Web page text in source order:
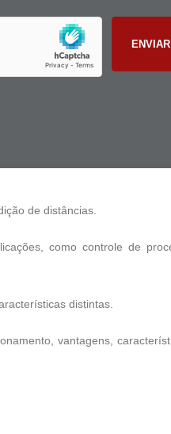
de distâncias.
como controle de
distintas.
vantagens,